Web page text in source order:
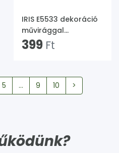
IRIS E5533 dekoráció
művirággal
kerékpárban 13x10cm
399 Ft
5 ... 9 10 >